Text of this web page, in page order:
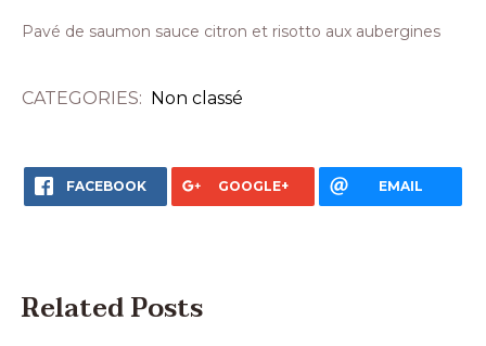
Pavé de saumon sauce citron et risotto aux aubergines
CATEGORIES: Non classé
FACEBOOK GOOGLE+ EMAIL
Related Posts